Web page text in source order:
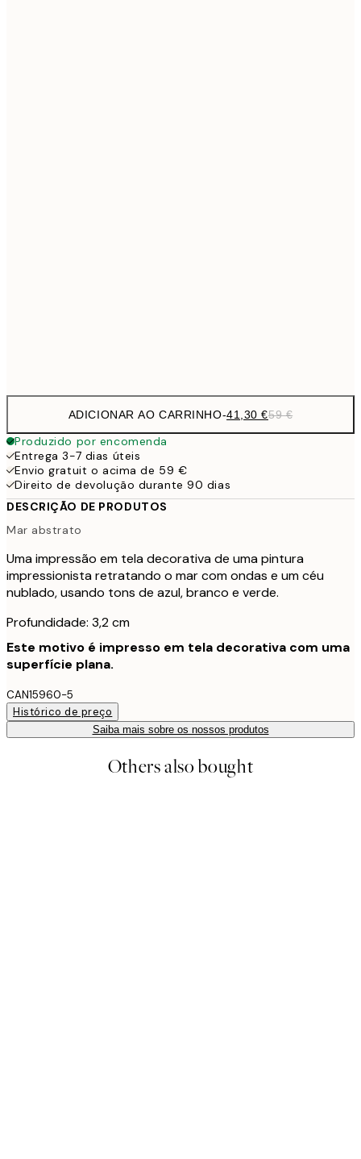
ADICIONAR AO CARRINHO-41,30 €59 €
Produzido por encomenda
Entrega 3-7 dias úteis
Envio gratuit o acima de 59 €
Direito de devolução durante 90 dias
DESCRIÇÃO DE PRODUTOS
Mar abstrato
Uma impressão em tela decorativa de uma pintura
impressionista retratando o mar com ondas e um céu
nublado, usando tons de azul, branco e verde.
Profundidade: 3,2 cm
Este motivo é impresso em tela decorativa com uma
superfície plana.
CAN15960-5
Histórico de preço
Saiba mais sobre os nossos produtos
Others also bought